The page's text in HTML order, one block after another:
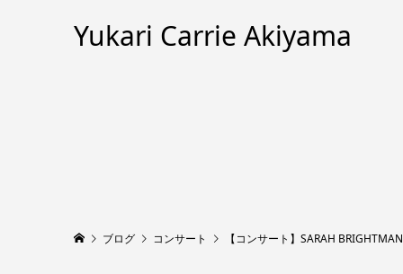
Yukari Carrie Akiyama
ブログ コンサート 【コンサート】SARAH